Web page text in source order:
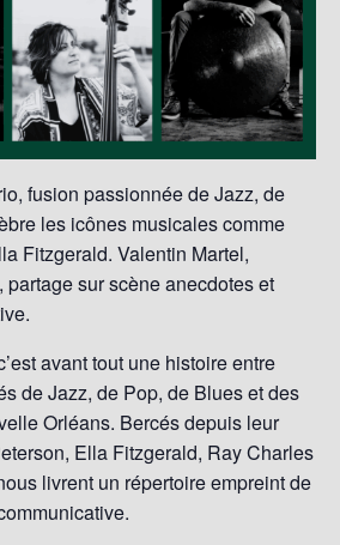
fusion passionnée de Jazz, de
les icônes musicales comme
Fitzgerald. Valentin Martel,
sur scène anecdotes et
avant tout une histoire entre
de Jazz, de Pop, de Blues et des
Orléans. Bercés depuis leur
Ella Fitzgerald, Ray Charles
livrent un répertoire empreint de